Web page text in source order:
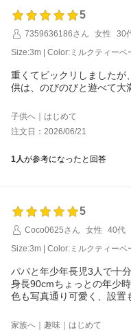
また、本商品は安定感と耐
す。持ち運びの際にはご不
安定感をご評価いただけた
サイズにつきましては、外
約254cmとなっております
ておりますので、あわせて
大変うれしく拝見いたしまし
これからもご家族皆さまでた
5
7359636186さん
女性
30
Size:3m | Color:ミルクティーベ
重くてビックリしましたが
供は、のびのびと遊べて大
子供へ｜はじめて
注文日：2026/06/21
1人が参考になったと回答
5
Coco0625さん
女性
40代
Size:3m | Color:ミルクティーベ
パパと年少年長児3人で十
身長90cmちょっとの年少
色も写真通り可愛く、設置
水の入れ替えが大変なの
バーや循環器、塩素剤ある
家族へ｜趣味｜はじめて